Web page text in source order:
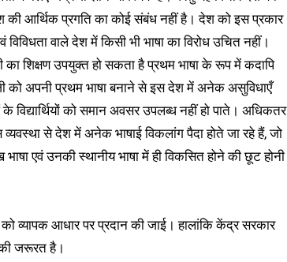
की आर्थिक प्रगति का कोई संबंध नहीं है। देश को इस प्रकार
वाले देश में किसी भी भाषा का विरोध उचित नहीं।
का शिक्षण उपयुक्त हो सकता है प्रथम भाषा के रूप में कदापि
को अपनी प्रथम भाषा बनाने से इस देश में अनेक असुविधाएँ
को समान अवसर उपलब्ध नहीं हो पाते। अधिकतर
व्यवस्था से देश में अनेक भाषाई विकलांग पैदा होते जा रहे हैं, जो
एवं उनकी स्थानीय भाषा में ही विकसित होने की छूट होनी
को व्यापक आधार पर प्रदान की जाई। हालांकि केंद्र सरकार
की जरूरत है।